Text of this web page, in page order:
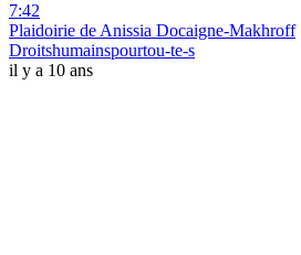
7:42
Plaidoirie de Anissia Docaigne-Makhroff
Droitshumainspourtou-te-s
il y a 10 ans